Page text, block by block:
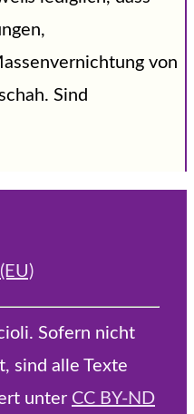
von
Sind
Sofern nicht
sind alle Texte
unter CC BY-ND